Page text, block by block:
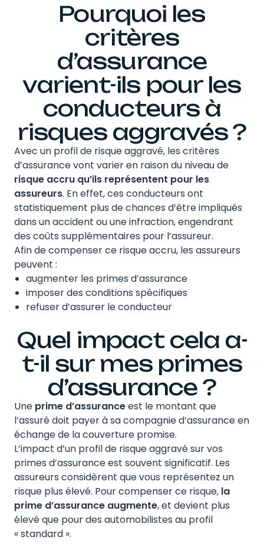
Pourquoi les
critères
d’assurance
varient-ils pour les
conducteurs à
risques aggravés ?
Avec un profil de risque aggravé, les critères
d’assurance vont varier en raison du niveau de
risque accru qu’ils représentent pour les
assureurs. En effet, ces conducteurs ont
statistiquement plus de chances d’être impliqués
dans un accident ou une infraction, engendrant
des coûts supplémentaires pour l’assureur.
Afin de compenser ce risque accru, les assureurs
peuvent :
augmenter les primes d’assurance
imposer des conditions spécifiques
refuser d’assurer le conducteur
Quel impact cela a-
t-il sur mes primes
d’assurance ?
Une prime d’assuranceest le montant que
l’assuré doit payer à sa compagnie d’assurance en
échange de la couverture promise.
L’impact d’un profil de risque aggravé sur vos
primes d’assurance est souvent significatif. Les
assureurs considèrent que vous représentez un
risque plus élevé. Pour compenser ce risque, la
prime d’assurance augmente, et devient plus
élevé que pour des automobilistes au profil
« standard ».